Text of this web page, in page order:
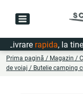
rapida, la tine
Prima pagină / Magazin /
de voiaj / Butelie camping